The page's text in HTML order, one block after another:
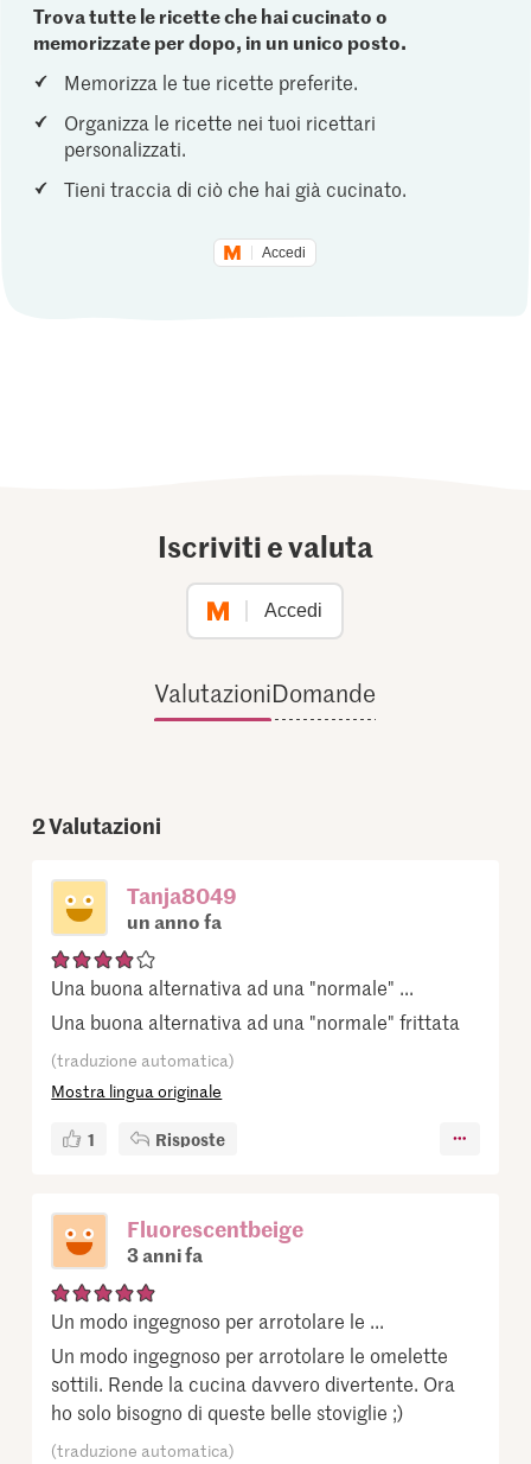
Trova tutte le ricette che hai cucinato o
memorizzate per dopo, in un unico posto.
Memorizza le tue ricette preferite.
Organizza le ricette nei tuoi ricettari
personalizzati.
Tieni traccia di ciò che hai già cucinato.
Accedi
Iscriviti e valuta
Accedi
ValutazioniDomande
2Valutazioni
Tanja8049
un anno fa
Una buona alternativa ad una "normale" ...
Una buona alternativa ad una "normale" frittata
(traduzione automatica)
Mostra lingua originale
1 Risposte
Fluorescentbeige
3 anni fa
Un modo ingegnoso per arrotolare le ...
Un modo ingegnoso per arrotolare le omelette
sottili. Rende la cucina davvero divertente. Ora
ho solo bisogno di queste belle stoviglie ;)
(traduzione automatica)